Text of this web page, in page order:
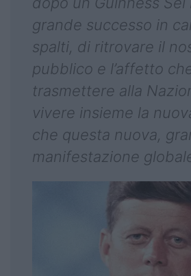
grande successo in
spalti, di ritrovare il
pubblico e l’affetto
trasmettere alla
vivere insieme la
che questa nuova,
manifestazione